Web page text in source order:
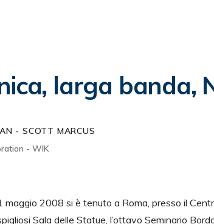
larga banda,
- SCOTT MARCUS
- WIK
maggio 2008 si è tenuto a Roma, presso il
Sala delle Statue, l’ottavo Seminario